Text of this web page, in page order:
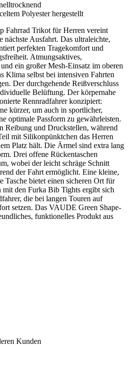
Polyester hergestellt
Fahrrad Trikot für Herren vereint
Ausfahrt. Das ultraleichte,
perfekten Tragekomfort und
Atmungsaktives,
ein großer Mesh-Einsatz im oberen
Klima selbst bei intensiven Fahrten
Der durchgehende Reißverschluss
Belüftung. Der körpernahe
Rennradfahrer konzipiert:
kürzer, um auch in sportlicher,
optimale Passform zu gewährleisten.
Reibung und Druckstellen, während
mit Silikonpünktchen das Herren
Platz hält. Die Ärmel sind extra lang
Drei offene Rückentaschen
wobei der leicht schräge Schnitt
der Fahrt ermöglicht. Eine kleine,
Tasche bietet einen sicheren Ort für
den Furka Bib Tights ergibt sich
die bei langen Touren auf
setzen. Das VAUDE Green Shape-
funktionelles Produkt aus
Kunden